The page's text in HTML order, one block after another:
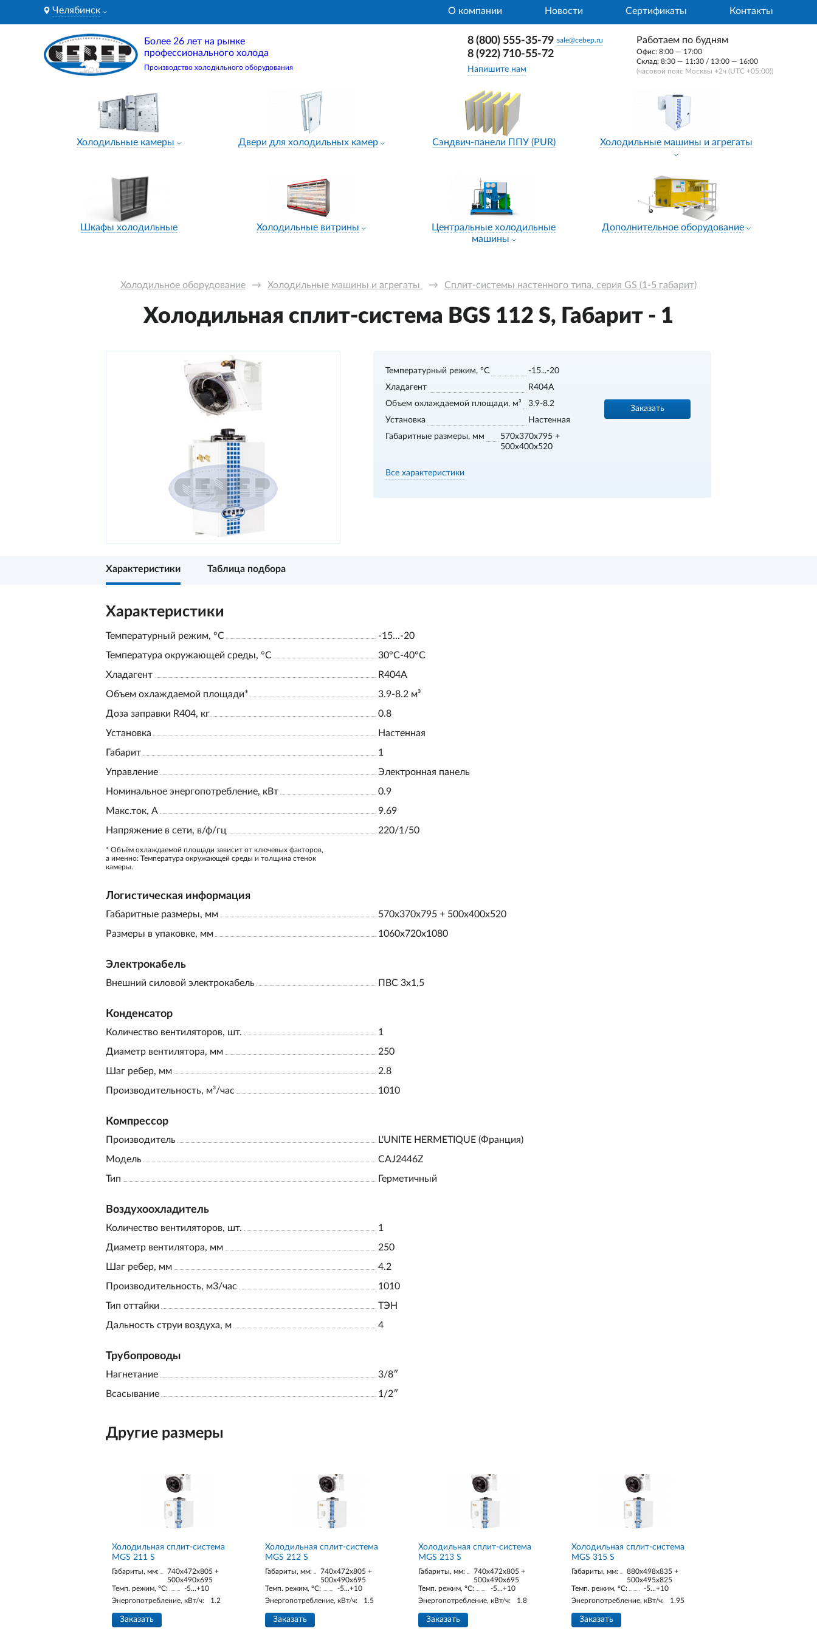
Челябинск О компании Новости Сертификаты Контакты
Более 26 лет на рынке
профессионального холода
Производство холодильного оборудования
8 (800) 555-35-79 sale@cebep.ru
8 (922) 710-55-72
Напишите нам
Работаем по будням
Офис: 8:00 — 17:00
Склад: 8:30 — 11:30 / 13:00 — 16:00
(часовой пояс Москвы +2ч (UTC +05:00))
Холодильные камеры Двери для холодильных камер Сэндвич-панели ППУ (PUR) Холодильные машины и агрегаты
Шкафы холодильные Холодильные витрины
Центральные холодильные
машины
Дополнительное оборудование
Холодильное оборудование → Холодильные машины и агрегаты → Сплит-системы настенного типа, серия GS (1-5 габарит)
Холодильная сплит-система BGS 112 S, Габарит - 1
Температурный режим, °С
-15...-20
Хладагент
R404A
Объем охлаждаемой площади, м³
3.9-8.2
Установка
Настенная
Габаритные размеры, мм
570x370x795 +
500x400x520
Заказать
Все характеристики
Характеристики Таблица подбора
Характеристики
Температурный режим, °С
-15...-20
Температура окружающей среды, °С
30°С-40°С
Хладагент
R404A
Объем охлаждаемой площади*
3.9-8.2 м³
Доза заправки R404, кг
0.8
Установка
Настенная
Габарит
1
Управление
Электронная панель
Номинальное энергопотребление, кВт
0.9
Макс.ток, А
9.69
Напряжение в сети, в/ф/гц
220/1/50
* Объём охлаждаемой площади зависит от ключевых факторов,
а именно: Температура окружающей среды и толщина стенок
камеры.
Логистическая информация
Габаритные размеры, мм
570x370x795 + 500x400x520
Размеры в упаковке, мм
1060x720x1080
Электрокабель
Внешний силовой электрокабель ПВС 3х1,5
Конденсатор
Количество вентиляторов, шт.
1
Диаметр вентилятора, мм
250
Шаг ребер, мм
2.8
Производительность, м³/час
1010
Компрессор
Производитель
L'UNITE HERMETIQUE (Франция)
Модель
CAJ2446Z
Тип
Герметичный
Воздухоохладитель
Количество вентиляторов, шт.
1
Диаметр вентилятора, мм
250
Шаг ребер, мм
4.2
Производительность, м3/час
1010
Тип оттайки
ТЭН
Дальность струи воздуха, м
4
Трубопроводы
Нагнетание
3/8ʺ
Всасывание
1/2ʺ
Другие размеры
Холодильная сплит-система
MGS 211 S
Габариты, мм:
740x472x805 +
500x490x695
Темп. режим, °С:
-5...+10
Энергопотребление, кВт/ч:
1.2
Заказать
Холодильная сплит-система
MGS 212 S
Габариты, мм:
740x472x805 +
500x490x695
Темп. режим, °С:
-5...+10
Энергопотребление, кВт/ч:
1.5
Заказать
Холодильная сплит-система
MGS 213 S
Габариты, мм:
740x472x805 +
500x490x695
Темп. режим, °С:
-5...+10
Энергопотребление, кВт/ч:
1.8
Заказать
Холодильная сплит-система
MGS 315 S
Габариты, мм:
880x498x835 +
500x495x825
Темп. режим, °С:
-5...+10
Энергопотребление, кВт/ч:
1.95
Заказать